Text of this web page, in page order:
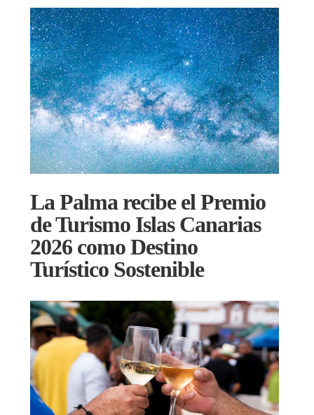
La Palma recibe el Premio
de Turismo Islas Canarias
2026 como Destino
Turístico Sostenible